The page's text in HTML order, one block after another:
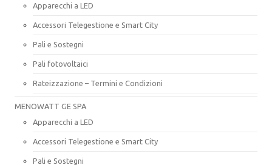
Apparecchi a LED
Accessori Telegestione e Smart City
Pali e Sostegni
Pali fotovoltaici
Rateizzazione – Termini e Condizioni
MENOWATT GE SPA
Apparecchi a LED
Accessori Telegestione e Smart City
Pali e Sostegni